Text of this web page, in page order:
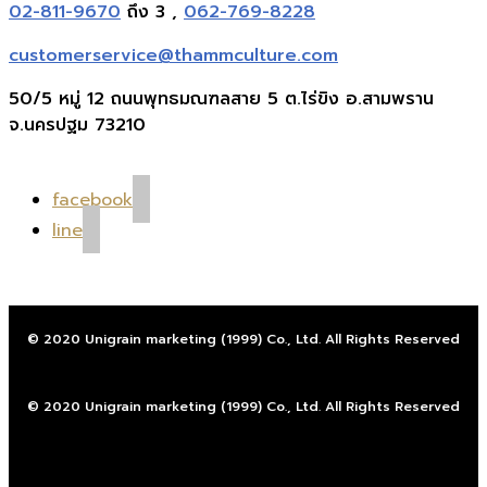
02-811-9670 ถึง 3 , 062-769-8228
customerservice@thammculture.com
50/5 หมู่ 12 ถนนพุทธมณฑลสาย 5 ต.ไร่ขิง อ.สามพราน
จ.นครปฐม 73210
facebook
line
© 2020 Unigrain marketing (1999) Co., Ltd. All Rights Reserved
© 2020 Unigrain marketing (1999) Co., Ltd. All Rights Reserved